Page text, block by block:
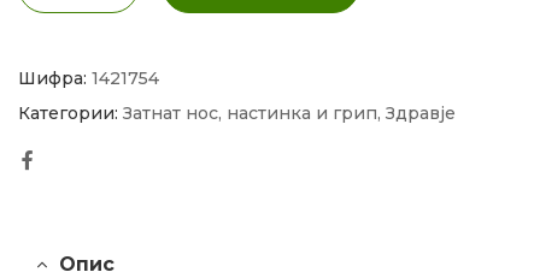
Шифра: 1421754
Категории: Затнат нос, настинка и грип, Здравје
Опис